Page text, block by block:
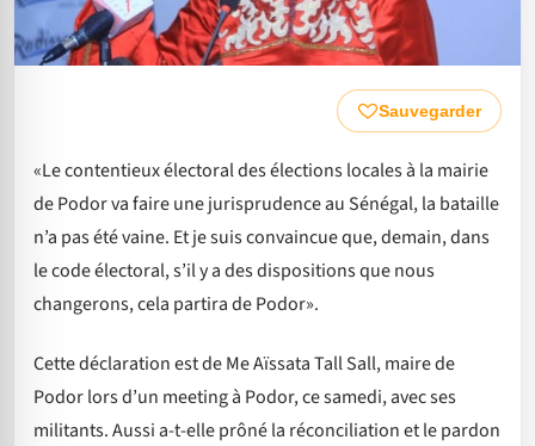
Sauvegarder
«Le contentieux électoral des élections locales à la mairie
de Podor va faire une jurisprudence au Sénégal, la bataille
n’a pas été vaine. Et je suis convaincue que, demain, dans
le code électoral, s’il y a des dispositions que nous
changerons, cela partira de Podor».
Cette déclaration est de Me Aïssata Tall Sall, maire de
Podor lors d’un meeting à Podor, ce samedi, avec ses
militants. Aussi a-t-elle prôné la réconciliation et le pardon